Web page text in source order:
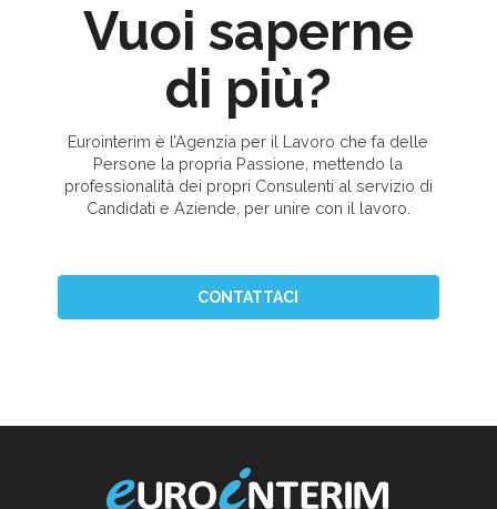
Vuoi saperne
di più?
Eurointerim è l’Agenzia per il Lavoro che fa delle
Persone la propria Passione, mettendo la
professionalità dei propri Consulenti al servizio di
Candidati e Aziende, per unire con il lavoro.
CONTATTACI